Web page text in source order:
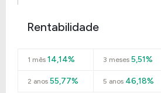
Rentabilidade
1 mês 14,14% 3 meses 5,51%
2 anos 55,77% 5 anos 46,18%